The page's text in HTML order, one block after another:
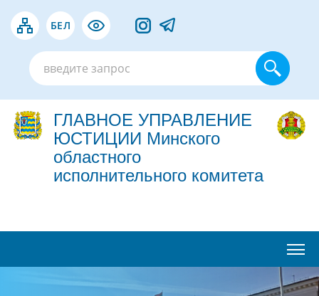
БЕЛ
ГЛАВНОЕ УПРАВЛЕНИЕ
ЮСТИЦИИ Минского
областного
исполнительного комитета